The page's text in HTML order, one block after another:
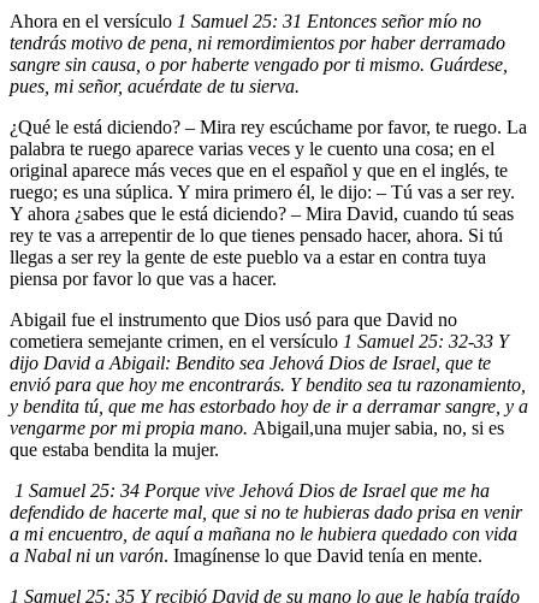
Ahora en el versículo 1 Samuel 25: 31 Entonces señor mío no
tendrás motivo de pena, ni remordimientos por haber derramado
sangre sin causa, o por haberte vengado por ti mismo. Guárdese,
pues, mi señor, acuérdate de tu sierva.
¿Qué le está diciendo? – Mira rey escúchame por favor, te ruego. La
palabra te ruego aparece varias veces y le cuento una cosa; en el
original aparece más veces que en el español y que en el inglés, te
ruego; es una súplica. Y mira primero él, le dijo: – Tú vas a ser rey.
Y ahora ¿sabes que le está diciendo? – Mira David, cuando tú seas
rey te vas a arrepentir de lo que tienes pensado hacer, ahora. Si tú
llegas a ser rey la gente de este pueblo va a estar en contra tuya
piensa por favor lo que vas a hacer.
Abigail fue el instrumento que Dios usó para que David no
cometiera semejante crimen, en el versículo 1 Samuel 25: 32-33 Y
dijo David a Abigail: Bendito sea Jehová Dios de Israel, que te
envió para que hoy me encontrarás. Y bendito sea tu razonamiento,
y bendita tú, que me has estorbado hoy de ir a derramar sangre, y a
vengarme por mi propia mano. Abigail,una mujer sabia, no, si es
que estaba bendita la mujer.
1 Samuel 25: 34 Porque vive Jehová Dios de Israel que me ha
defendido de hacerte mal, que si no te hubieras dado prisa en venir
a mi encuentro, de aquí a mañana no le hubiera quedado con vida
a Nabal ni un varón. Imagínense lo que David tenía en mente.
1 Samuel 25: 35 Y recibió David de su mano lo que le había traído